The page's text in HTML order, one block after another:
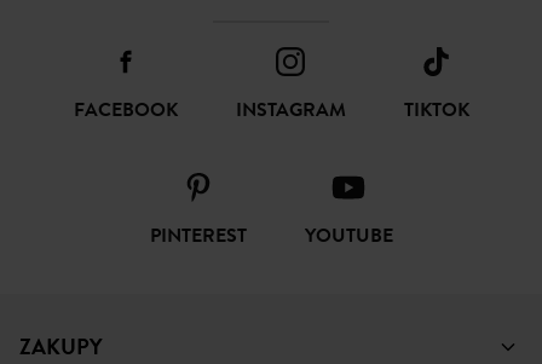
FACEBOOK INSTAGRAM TIKTOK
PINTEREST YOUTUBE
ZAKUPY